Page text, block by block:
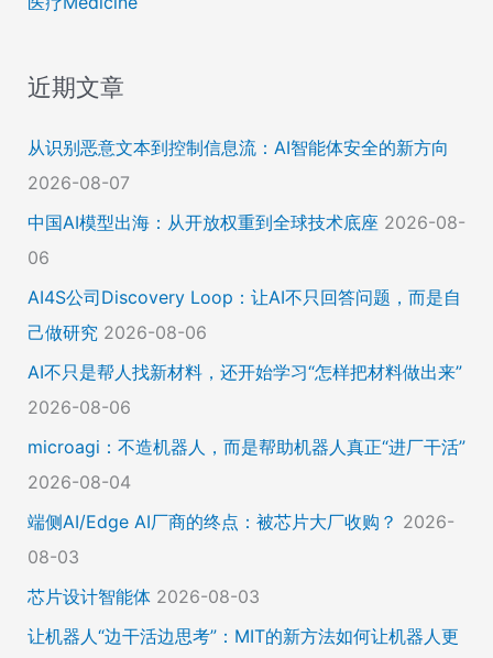
近期文章
从识别恶意文本到控制信息流：AI智能体安全的新方向
2026-08-07
中国AI模型出海：从开放权重到全球技术底座 2026-08-
06
AI4S公司Discovery Loop：让AI不只回答问题，而是自
己做研究 2026-08-06
AI不只是帮人找新材料，还开始学习“怎样把材料做出来”
2026-08-06
microagi：不造机器人，而是帮助机器人真正“进厂干活”
2026-08-04
端侧AI/Edge AI厂商的终点：被芯片大厂收购？ 2026-
08-03
芯片设计智能体 2026-08-03
让机器人“边干活边思考”：MIT的新方法如何让机器人更